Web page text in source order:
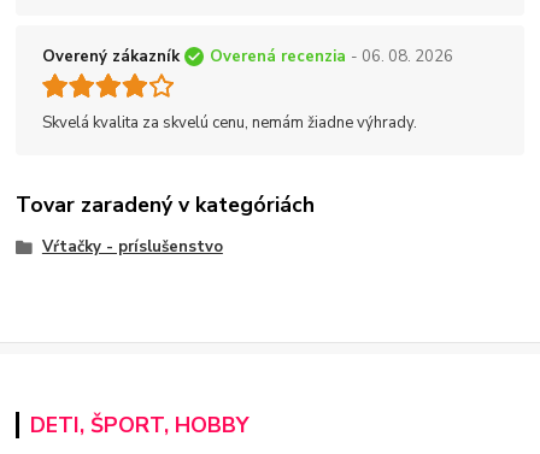
Overený zákazník Overená recenzia - 06. 08. 2026
Skvelá kvalita za skvelú cenu, nemám žiadne výhrady.
Tovar zaradený v kategóriách
Vŕtačky - príslušenstvo
DETI, ŠPORT, HOBBY